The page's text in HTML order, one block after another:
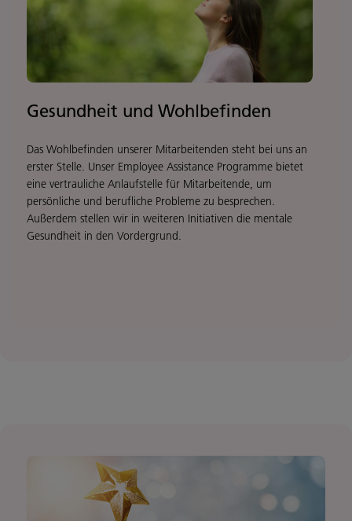
Gesundheit und Wohlbefinden
Das Wohlbefinden unserer Mitarbeitenden steht bei uns an
erster Stelle. Unser Employee Assistance Programme bietet
eine vertrauliche Anlaufstelle für Mitarbeitende, um
persönliche und berufliche Probleme zu besprechen.
Außerdem stellen wir in weiteren Initiativen die mentale
Gesundheit in den Vordergrund.